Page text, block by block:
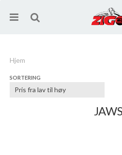
Hjem
SORTERING